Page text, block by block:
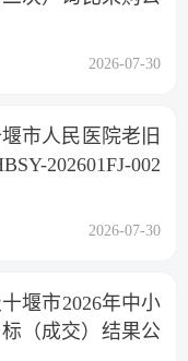
2026-07-30
市人民医院老旧
202601FJ-002
2026-07-30
堰市2026年中小
（成交）结果公